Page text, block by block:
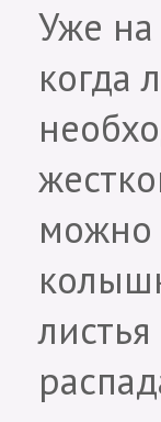
Уже на
когда
можно